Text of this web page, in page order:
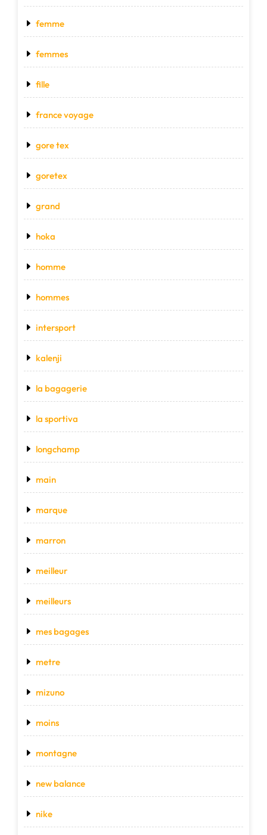
femme
femmes
fille
france voyage
gore tex
goretex
grand
hoka
homme
hommes
intersport
kalenji
la bagagerie
la sportiva
longchamp
main
marque
marron
meilleur
meilleurs
mes bagages
metre
mizuno
moins
montagne
new balance
nike